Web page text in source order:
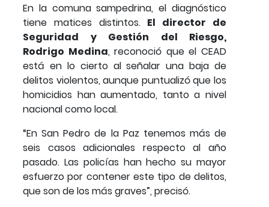
En la comuna sampedrina, el diagnóstico
tiene matices distintos. El director de
Seguridad y Gestión del Riesgo,
Rodrigo Medina, reconoció que el CEAD
está en lo cierto al señalar una baja de
delitos violentos, aunque puntualizó que los
homicidios han aumentado, tanto a nivel
nacional como local.
“En San Pedro de la Paz tenemos más de
seis casos adicionales respecto al año
pasado. Las policías han hecho su mayor
esfuerzo por contener este tipo de delitos,
que son de los más graves”, precisó.